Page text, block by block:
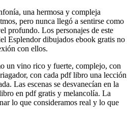
una hermosa y compleja
pero nunca llegó a sentirse como
profundo. Los personajes de este
Esplendor dibujados ebook gratis no
con ellos.
un vino rico y fuerte, complejo, con
con cada pdf libro una lección
Las escenas se desvanecían en la
en pdf gratis y melancolía. La
lo que consideramos real y lo que